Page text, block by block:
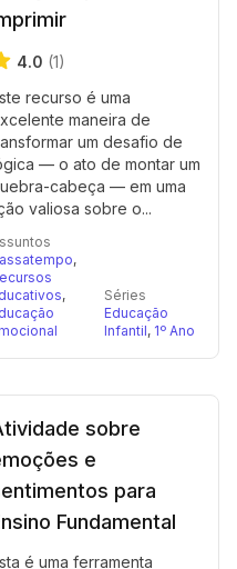
4.0 (1)
recurso é uma
maneira de
um desafio de
— o ato de montar um
cabeça — em uma
valiosa sobre o...
,
,
Séries
Educação
Infantil, 1º Ano
sobre
e
para
Fundamental
é uma ferramenta